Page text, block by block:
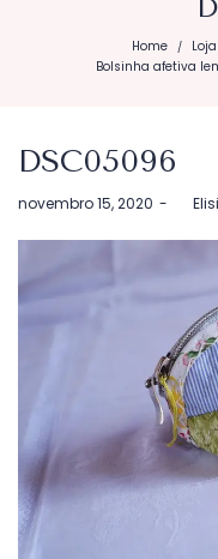
Home / Loja
Bolsinha afetiva
DSC05096
Postado
novembro 15, 2020 by